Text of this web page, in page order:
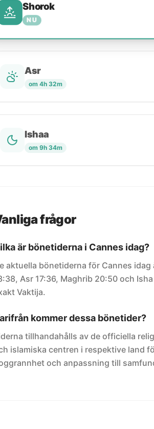
Shorok
NU
Asr
om 4h 32m
Ishaa
om 9h 34m
frågor
är bönetiderna i Cannes idag?
aktuella bönetiderna för Cannes idag
Asr 17:36, Maghrib 20:50 och
Vaktija.
kommer dessa bönetider?
tillhandahålls av de officiella
islamiska centren i respektive land
och anpassning till